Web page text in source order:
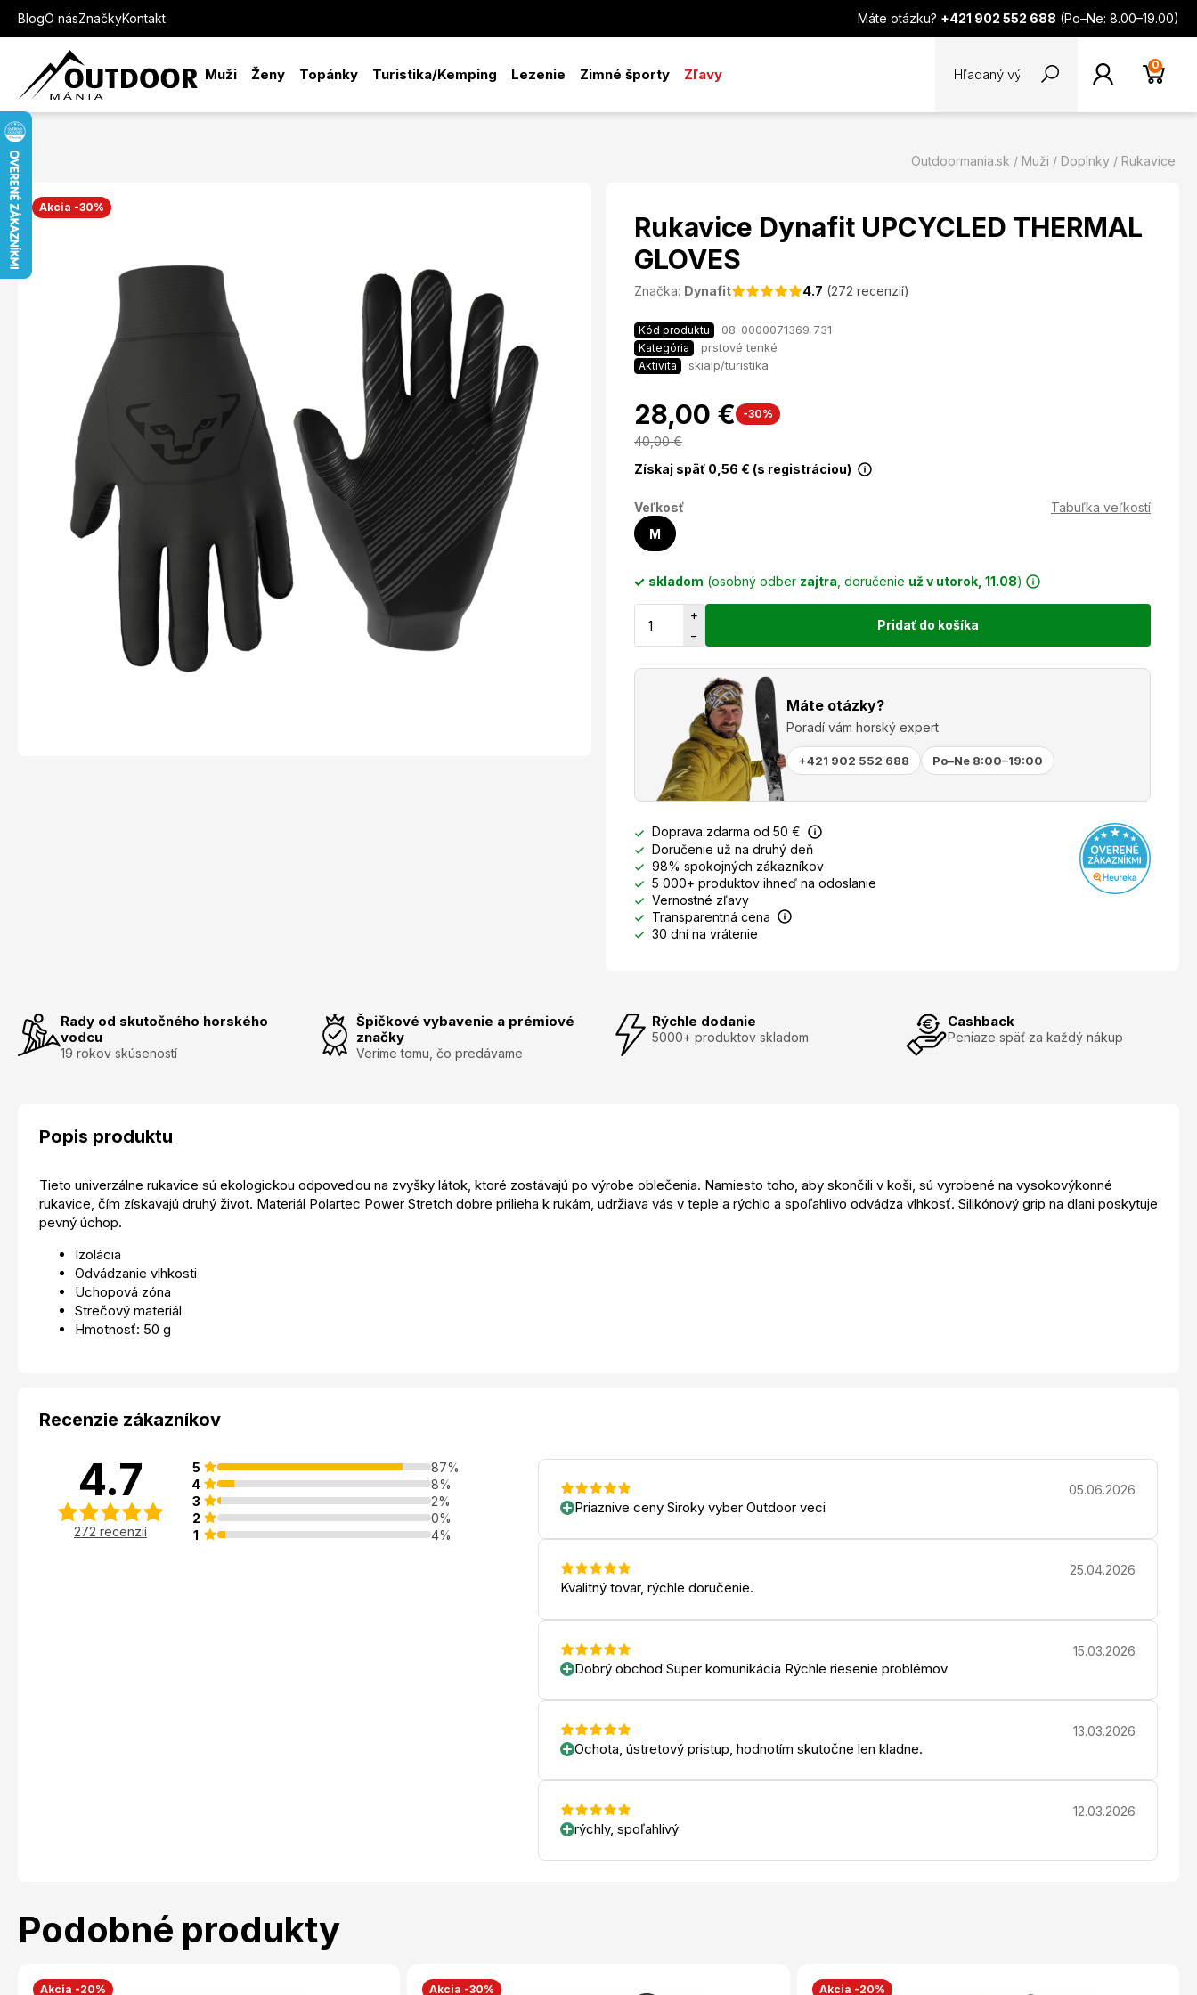
BlogO násZnačkyKontakt Máte otázku? +421 902 552 688 (Po–Ne: 8.00–19.00)
Muži Ženy Topánky Turistika/Kemping Lezenie Zimné športy Zľavy
0
Outdoormania.sk Muži Doplnky Rukavice
Akcia -30%
Rukavice Dynafit UPCYCLED THERMAL
GLOVES
Značka: Dynafit 4.7 (272 recenzií)
Kód produktu 08-0000071369 731
Kategória prstové tenké
Aktivita skialp/turistika
28,00 € -30%
40,00€
Získaj späť 0,56 € (s registráciou)
Veľkosť
Tabuľka veľkostí
M
skladom (osobný odber zajtra , doručenie už v utorok, 11.08)
+
−
Pridať do košíka
Máte otázky?
Poradí vám horský expert
+421 902 552 688 Po–Ne 8:00–19:00
Doprava zdarma od 50 €
Doručenie už na druhý deň
98% spokojných zákazníkov
5 000+ produktov ihneď na odoslanie
Vernostné zľavy
Transparentná cena
30 dní na vrátenie
Rady od skutočného horského
vodcu
19 rokov skúseností
Špičkové vybavenie a prémiové
značky
Veríme tomu, čo predávame
Rýchle dodanie
5000+ produktov skladom
Cashback
Peniaze späť za každý nákup
Popis produktu
Tieto univerzálne rukavice sú ekologickou odpoveďou na zvyšky látok, ktoré zostávajú po výrobe oblečenia. Namiesto toho, aby skončili v koši, sú vyrobené na vysokovýkonné
rukavice, čím získavajú druhý život. Materiál Polartec Power Stretch dobre prilieha k rukám, udržiava vás v teple a rýchlo a spoľahlivo odvádza vlhkosť. Silikónový grip na dlani poskytuje
pevný úchop.
Izolácia
Odvádzanie vlhkosti
Uchopová zóna
Strečový materiál
Hmotnosť: 50 g
Recenzie zákazníkov
4.7
272 recenzií
5
87%
4
8%
3
2%
2
0%
1
4%
05.06.2026
Priaznive ceny Siroky vyber Outdoor veci
25.04.2026
Kvalitný tovar, rýchle doručenie.
15.03.2026
Dobrý obchod Super komunikácia Rýchle riesenie problémov
13.03.2026
Ochota, ústretový pristup, hodnotím skutočne len kladne.
12.03.2026
rýchly, spoľahlivý
Podobné produkty
Akcia -20% Akcia -30% Akcia -20%